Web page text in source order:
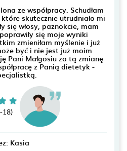
ze współpracy. Schudłam
skutecznie utrudniało mi
się włosy, paznokcie, mam
się moje wyniki
zmieniłam myślenie i już
być i nie jest już moim
Pani Małgosiu za tą zmianę
z Panią dietetyk -
18)
Kasia